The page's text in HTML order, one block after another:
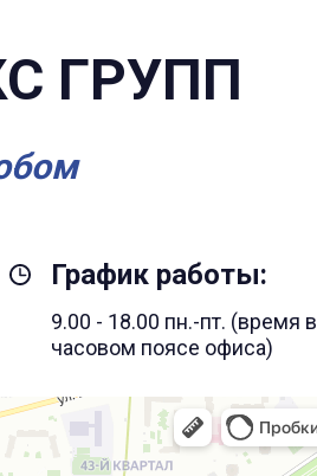
ГРУПП
График работы:
9.00 - 18.00 пн.-пт. (время в
часовом поясе офиса)